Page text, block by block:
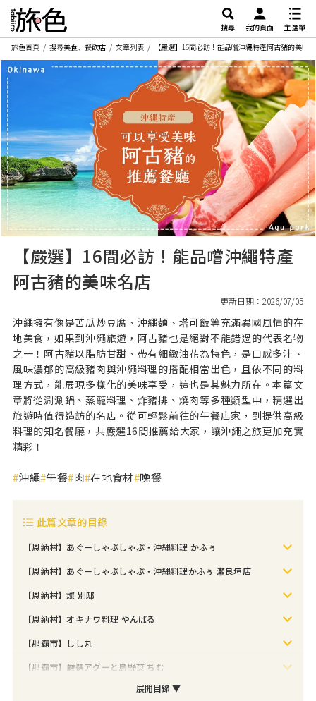
搜尋 我的頁面
主選單
旅色首頁
搜尋美食、餐飲店 文章列表 【嚴選】16間必訪！能品嚐沖繩特產阿古豬的美味
【嚴選】16間必訪！能品嚐沖繩特產
阿古豬的美味名店
更新日期：2026/07/05
沖繩擁有像是苦瓜炒豆腐、沖繩麵、塔可飯等充滿異國風情的在
地美食，如果到沖繩旅遊，阿古豬也是絕對不能錯過的代表名物
之一！阿古豬以脂肪甘甜、帶有細緻油花為特色，是口感多汁、
風味濃郁的高級豬肉與沖繩料理的搭配相當出色，且依不同的料
理方式，能展現多樣化的美味享受，這也是其魅力所在。本篇文
章將從涮涮鍋、蒸籠料理、炸豬排、燒肉等多種類型中，精選出
旅遊時值得造訪的名店。從可輕鬆前往的午餐店家，到提供高級
料理的知名餐廳，共嚴選16間推薦給大家，讓沖繩之旅更加充實
精彩！
沖繩 午餐 肉 在地食材 晚餐
此篇文章的目錄
【恩納村】あぐーしゃぶしゃぶ・沖縄料理 かふぅ
【恩納村】あぐーしゃぶしゃぶ・沖縄料理かふぅ 瀬良垣店
【恩納村】燦 別邸
【恩納村】オキナワ料理 やんばる
【那霸市】しし丸
【那霸市】厳選アグーと島野菜 ちむ
展開目錄 ▼